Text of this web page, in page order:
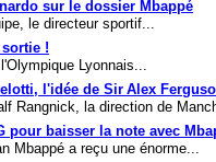
sur le dossier Mbappé
le directeur sportif...
!
Lyonnais...
l'idée de Sir Alex
Rangnick, la direction de
pour baisser la note avec
Mbappé a reçu une énorme...